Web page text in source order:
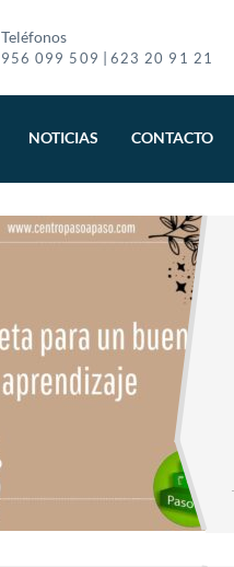
Teléfonos
956 099 509 | 623 20 91 21
NOTICIAS CONTACTO